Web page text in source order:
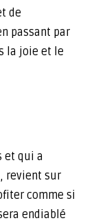
de
passant par
la joie et le
et qui a
revient sur
comme si
endiablé